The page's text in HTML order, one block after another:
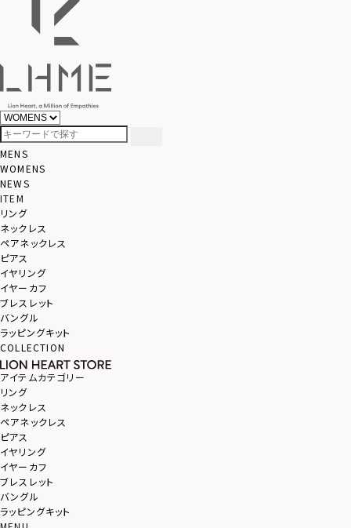
MENS
WOMENS
NEWS
ITEM
リング
ネックレス
ペアネックレス
ピアス
イヤリング
イヤーカフ
ブレスレット
バングル
ラッピングキット
COLLECTION
アイテムカテゴリー
リング
ネックレス
ペアネックレス
ピアス
イヤリング
イヤーカフ
ブレスレット
バングル
ラッピングキット